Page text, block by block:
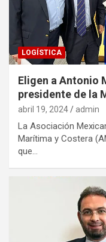
LOGÍSTICA
Eligen a Antonio
presidente de la
abril 19, 2024 admin
La Asociación
Marítima y Costera
que…